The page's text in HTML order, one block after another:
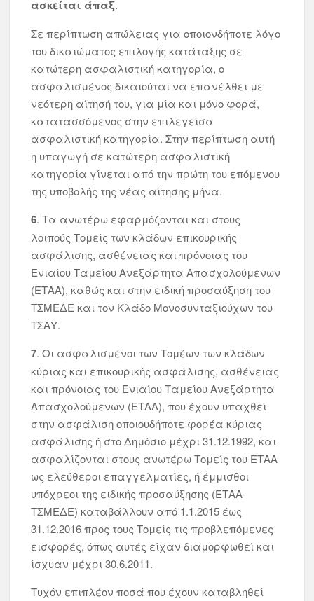
ασκείται άπαξ.
Σε περίπτωση απώλειας για οποιονδήποτε λόγο
του δικαιώματος επιλογής κατάταξης σε
κατώτερη ασφαλιστική κατηγορία, ο
ασφαλισμένος δικαιούται να επανέλθει με
νεότερη αίτησή του, για μία και μόνο φορά,
κατατασσόμενος στην επιλεγείσα
ασφαλιστική κατηγορία. Στην περίπτωση αυτή
η υπαγωγή σε κατώτερη ασφαλιστική
κατηγορία γίνεται από την πρώτη του επόμενου
της υποβολής της νέας αίτησης μήνα.
6. Τα ανωτέρω εφαρμόζονται και στους
λοιπούς Τομείς των κλάδων επικουρικής
ασφάλισης, ασθένειας και πρόνοιας του
Ενιαίου Ταμείου Ανεξάρτητα Απασχολούμενων
(ΕΤΑΑ), καθώς και στην ειδική προσαύξηση του
ΤΣΜΕΔΕ και τον Κλάδο Μονοσυνταξιούχων του
ΤΣΑΥ.
7. Οι ασφαλισμένοι των Τομέων των κλάδων
κύριας και επικουρικής ασφάλισης, ασθένειας
και πρόνοιας του Ενιαίου Ταμείου Ανεξάρτητα
Απασχολούμενων (ΕΤΑΑ), που έχουν υπαχθεί
στην ασφάλιση οποιουδήποτε φορέα κύριας
ασφάλισης ή στο Δημόσιο μέχρι 31.12.1992, και
ασφαλίζονται στους ανωτέρω Τομείς του ΕΤΑΑ
ως ελεύθεροι επαγγελματίες, ή έμμισθοι
υπόχρεοι της ειδικής προσαύξησης (ΕΤΑΑ-
ΤΣΜΕΔΕ) καταβάλλουν από 1.1.2015 έως
31.12.2016 προς τους Τομείς τις προβλεπόμενες
εισφορές, όπως αυτές είχαν διαμορφωθεί και
ίσχυαν μέχρι 30.6.2011.
Τυχόν επιπλέον ποσά που έχουν καταβληθεί